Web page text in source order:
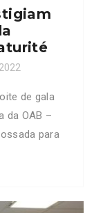
de gala
da OAB –
para
[…]